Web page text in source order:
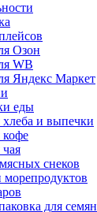
Озон
WB
Яндекс Маркет
еды
и выпечки
снеков
для семян